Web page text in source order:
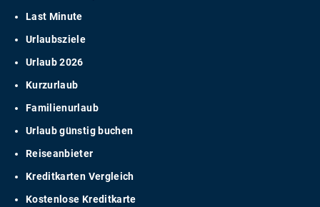
Last Minute
Urlaubsziele
Urlaub 2026
Kurzurlaub
Familienurlaub
Urlaub günstig buchen
Reiseanbieter
Kreditkarten Vergleich
Kostenlose Kreditkarte